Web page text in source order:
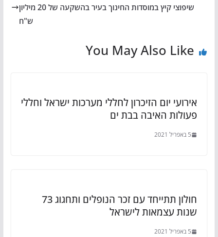
שיפוצי קיץ במוסדות החינוך בעיר בהשקעה של 20 מיליון
ש"ח
You May Also Like
אירועי יום הזיכרון לחללי מערכות ישראל וחללי
פעולות האיבה בבת ים
5 באפריל 2021
חולון תתייחד עם זכר הנופלים ותחגוג 73
שנות עצמאות לישראל
5 באפריל 2021